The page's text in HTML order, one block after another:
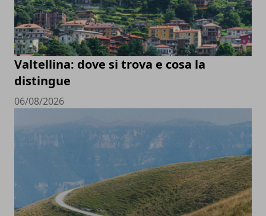
Valtellina: dove si trova e cosa la
distingue
06/08/2026